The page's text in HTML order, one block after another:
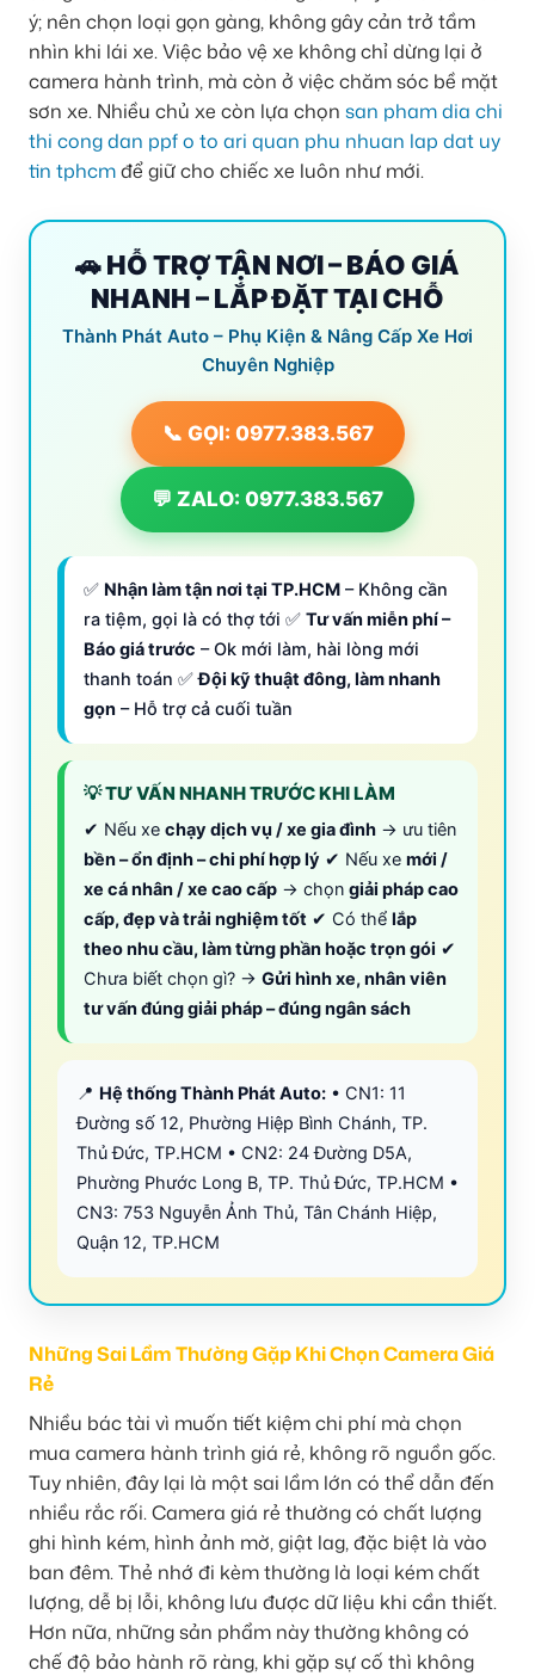
ý; nên chọn loại gọn gàng, không gây cản trở tầm
nhìn khi lái xe. Việc bảo vệ xe không chỉ dừng lại ở
camera hành trình, mà còn ở việc chăm sóc bề mặt
sơn xe. Nhiều chủ xe còn lựa chọn san pham dia chi
thi cong dan ppf o to ari quan phu nhuan lap dat uy
tin tphcmđể giữ cho chiếc xe luôn như mới.
🚗 HỖ TRỢ TẬN NƠI – BÁO GIÁ
NHANH – LẮP ĐẶT TẠI CHỖ
Thành Phát Auto – Phụ Kiện & Nâng Cấp Xe Hơi
Chuyên Nghiệp
📞 GỌI: 0977.383.567
💬 ZALO: 0977.383.567
✅ Nhận làm tận nơi tại TP.HCM – Không cần
ra tiệm, gọi là có thợ tới ✅ Tư vấn miễn phí –
Báo giá trước – Ok mới làm, hài lòng mới
thanh toán ✅Đội kỹ thuật đông, làm nhanh
gọn – Hỗ trợ cả cuối tuần
💡 TƯ VẤN NHANH TRƯỚC KHI LÀM
✔ Nếu xe chạy dịch vụ / xe gia đình → ưu tiên
bền – ổn định – chi phí hợp lý ✔ Nếu xe mới /
xe cá nhân / xe cao cấp → chọn giải pháp cao
cấp, đẹp và trải nghiệm tốt ✔ Có thể lắp
theo nhu cầu, làm từng phần hoặc trọn gói ✔
Chưa biết chọn gì? → Gửi hình xe, nhân viên
tư vấn đúng giải pháp – đúng ngân sách
📍 Hệ thống Thành Phát Auto: • CN1: 11
Đường số 12, Phường Hiệp Bình Chánh, TP.
Thủ Đức, TP.HCM • CN2: 24 Đường D5A,
Phường Phước Long B, TP. Thủ Đức, TP.HCM •
CN3: 753 Nguyễn Ảnh Thủ, Tân Chánh Hiệp,
Quận 12, TP.HCM
Những Sai Lầm Thường Gặp Khi Chọn Camera Giá
Rẻ
Nhiều bác tài vì muốn tiết kiệm chi phí mà chọn
mua camera hành trình giá rẻ, không rõ nguồn gốc.
Tuy nhiên, đây lại là một sai lầm lớn có thể dẫn đến
nhiều rắc rối. Camera giá rẻ thường có chất lượng
ghi hình kém, hình ảnh mờ, giật lag, đặc biệt là vào
ban đêm. Thẻ nhớ đi kèm thường là loại kém chất
lượng, dễ bị lỗi, không lưu được dữ liệu khi cần thiết.
Hơn nữa, những sản phẩm này thường không có
chế độ bảo hành rõ ràng, khi gặp sự cố thì không